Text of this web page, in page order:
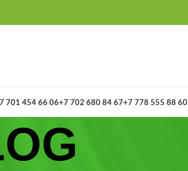
701 454 66 06+7 702 680 84 67+7 778 555 88 60